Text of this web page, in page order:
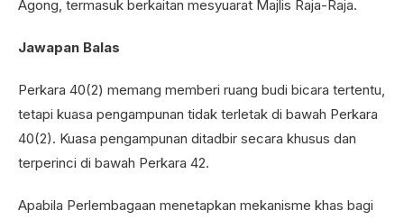
Agong, termasuk berkaitan mesyuarat Majlis Raja-Raja.
Jawapan Balas
Perkara 40(2) memang memberi ruang budi bicara tertentu,
tetapi kuasa pengampunan tidak terletak di bawah Perkara
40(2). Kuasa pengampunan ditadbir secara khusus dan
terperinci di bawah Perkara 42.
Apabila Perlembagaan menetapkan mekanisme khas bagi